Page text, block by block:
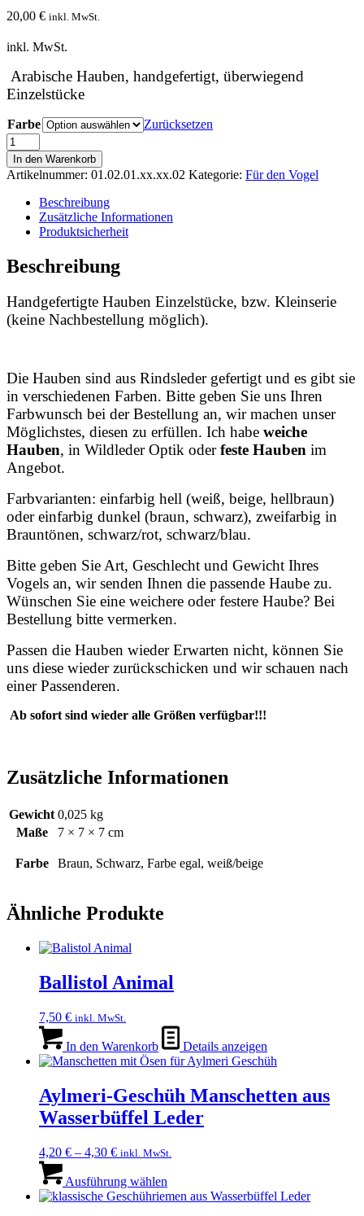
20,00 € inkl. MwSt.
inkl. MwSt.
Arabische Hauben, handgefertigt, überwiegend
Einzelstücke
Farbe
Zurücksetzen
Arabische
Hauben
Menge
In den Warenkorb
Artikelnummer: 01.02.01.xx.xx.02 Kategorie: Für den Vogel
Beschreibung
Zusätzliche Informationen
Produktsicherheit
Beschreibung
Handgefertigte Hauben Einzelstücke, bzw. Kleinserie
(keine Nachbestellung möglich).
Die Hauben sind aus Rindsleder gefertigt und es gibt sie
in verschiedenen Farben. Bitte geben Sie uns Ihren
Farbwunsch bei der Bestellung an, wir machen unser
Möglichstes, diesen zu erfüllen. Ich habe weiche
Hauben, in Wildleder Optik oderfeste Hauben im
Angebot.
Farbvarianten: einfarbig hell (weiß, beige, hellbraun)
oder einfarbig dunkel (braun, schwarz), zweifarbig in
Brauntönen, schwarz/rot, schwarz/blau.
Bitte geben Sie Art, Geschlecht und Gewicht Ihres
Vogels an, wir senden Ihnen die passende Haube zu.
Wünschen Sie eine weichere oder festere Haube? Bei
Bestellung bitte vermerken.
Passen die Hauben wieder Erwarten nicht, können Sie
uns diese wieder zurückschicken und wir schauen nach
einer Passenderen.
Ab sofort sind wieder alle Größen verfügbar!!!
Zusätzliche Informationen
Gewicht 0,025 kg
Maße
7 × 7 × 7 cm
Farbe Braun, Schwarz, Farbe egal, weiß/beige
Ähnliche Produkte
Ballistol Animal
7,50 € inkl. MwSt.
In den Warenkorb Details anzeigen
Aylmeri-Geschüh Manschetten aus
Wasserbüffel Leder
4,20 € – 4,30 € inkl. MwSt.
Ausführung wählen
weist